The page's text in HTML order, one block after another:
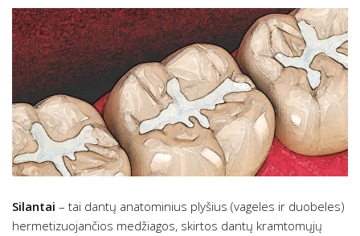
Silantai – tai dantų anatominius plyšius (vageles ir duobeles)
hermetizuojančios medžiagos, skirtos dantų kramtomųjų